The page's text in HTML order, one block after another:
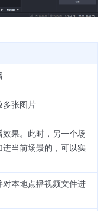
多张图片
果。此时，另一个场
当前场景的，可以实
本地点播视频文件进